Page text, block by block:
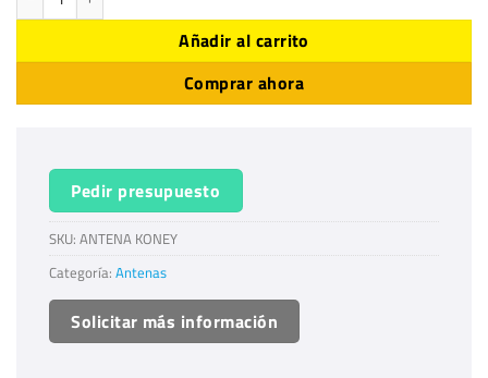
Añadir al carrito
Comprar ahora
Pedir presupuesto
SKU: ANTENA KONEY
Categoría: Antenas
Solicitar más información